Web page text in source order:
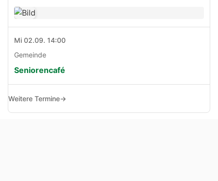
Mi 02.09. 14:00
Gemeinde
Seniorencafé
Weitere Termine→